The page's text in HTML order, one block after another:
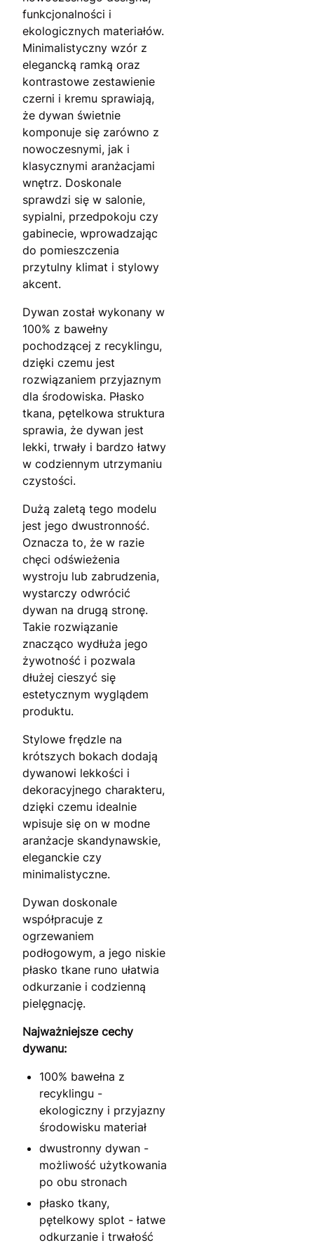
funkcjonalności i
ekologicznych materiałów.
Minimalistyczny wzór z
elegancką ramką oraz
kontrastowe zestawienie
czerni i kremu sprawiają,
że dywan świetnie
komponuje się zarówno z
nowoczesnymi, jak i
klasycznymi aranżacjami
wnętrz. Doskonale
sprawdzi się w salonie,
sypialni, przedpokoju czy
gabinecie, wprowadzając
do pomieszczenia
przytulny klimat i stylowy
akcent.
Dywan został wykonany w
100% z bawełny
pochodzącej z recyklingu,
dzięki czemu jest
rozwiązaniem przyjaznym
dla środowiska. Płasko
tkana, pętelkowa struktura
sprawia, że dywan jest
lekki, trwały i bardzo łatwy
w codziennym utrzymaniu
czystości.
Dużą zaletą tego modelu
jest jego dwustronność.
Oznacza to, że w razie
chęci odświeżenia
wystroju lub zabrudzenia,
wystarczy odwrócić
dywan na drugą stronę.
Takie rozwiązanie
znacząco wydłuża jego
żywotność i pozwala
dłużej cieszyć się
estetycznym wyglądem
produktu.
Stylowe frędzle na
krótszych bokach dodają
dywanowi lekkości i
dekoracyjnego charakteru,
dzięki czemu idealnie
wpisuje się on w modne
aranżacje skandynawskie,
eleganckie czy
minimalistyczne.
Dywan doskonale
współpracuje z
ogrzewaniem
podłogowym, a jego niskie
płasko tkane runo ułatwia
odkurzanie i codzienną
pielęgnację.
Najważniejsze cechy
dywanu:
100% bawełna z
recyklingu -
ekologiczny i przyjazny
środowisku materiał
dwustronny dywan -
możliwość użytkowania
po obu stronach
płasko tkany,
pętelkowy splot - łatwe
odkurzanie i trwałość